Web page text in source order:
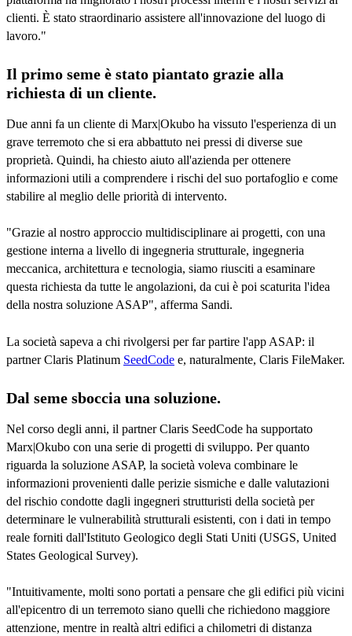
clienti. È stato straordinario assistere all'innovazione del luogo di
lavoro."
Il primo seme è stato piantato grazie alla
richiesta di un cliente.
Due anni fa un cliente di Marx|Okubo ha vissuto l'esperienza di un
grave terremoto che si era abbattuto nei pressi di diverse sue
proprietà. Quindi, ha chiesto aiuto all'azienda per ottenere
informazioni utili a comprendere i rischi del suo portafoglio e come
stabilire al meglio delle priorità di intervento.
"Grazie al nostro approccio multidisciplinare ai progetti, con una
gestione interna a livello di ingegneria strutturale, ingegneria
meccanica, architettura e tecnologia, siamo riusciti a esaminare
questa richiesta da tutte le angolazioni, da cui è poi scaturita l'idea
della nostra soluzione ASAP", afferma Sandi.
La società sapeva a chi rivolgersi per far partire l'app ASAP: il
partner Claris Platinum SeedCode e, naturalmente, Claris FileMaker.
Dal seme sboccia una soluzione.
Nel corso degli anni, il partner Claris SeedCode ha supportato
Marx|Okubo con una serie di progetti di sviluppo. Per quanto
riguarda la soluzione ASAP, la società voleva combinare le
informazioni provenienti dalle perizie sismiche e dalle valutazioni
del rischio condotte dagli ingegneri strutturisti della società per
determinare le vulnerabilità strutturali esistenti, con i dati in tempo
reale forniti dall'Istituto Geologico degli Stati Uniti (USGS, United
States Geological Survey).
"Intuitivamente, molti sono portati a pensare che gli edifici più vicini
all'epicentro di un terremoto siano quelli che richiedono maggiore
attenzione, mentre in realtà altri edifici a chilometri di distanza